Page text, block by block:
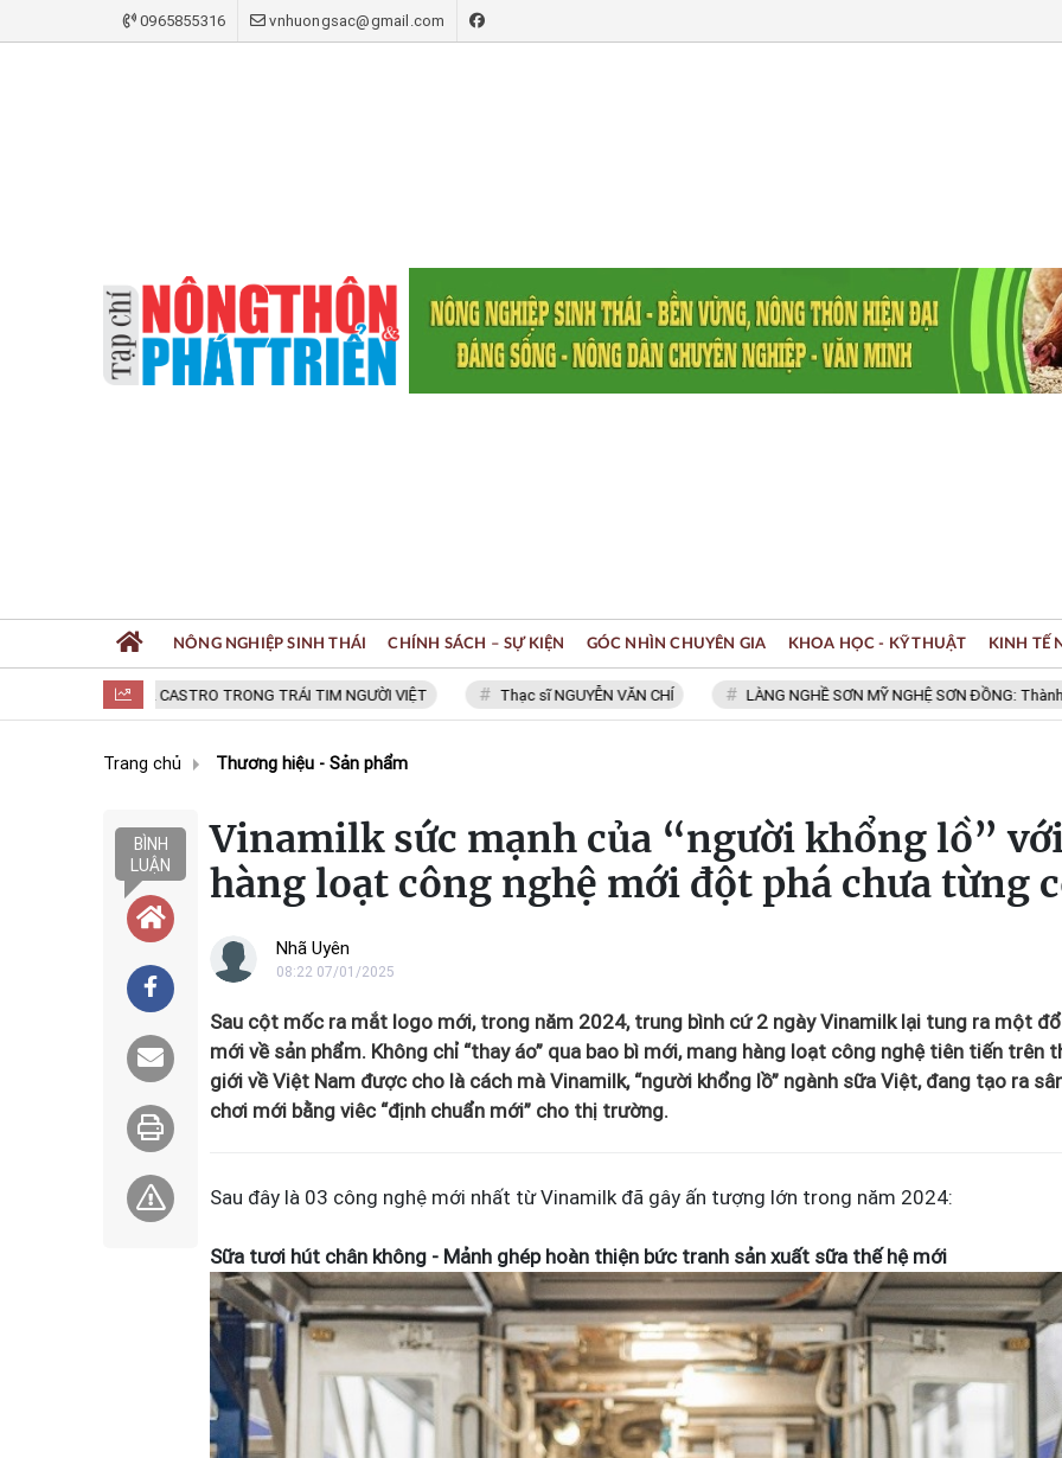
0965855316 vnhuongsac@gmail.com
FIDEL CASTRO TRONG TRÁI TIM NGƯỜI VIỆT Thạc sĩ NGUYỄN VĂN CHÍ LÀNG NGHỀ SƠN MỸ NGHỆ SƠN ĐỒNG: Thành viên
NÔNG NGHIỆP SINH THÁI CHÍNH SÁCH – SỰ KIỆN GÓC NHÌN CHUYÊN GIA KHOA HỌC - KỸ THUẬT KINH TẾ
Trang chủ Thương hiệu - Sản phẩm
BÌNH
LUẬN
Vinamilk sức mạnh của “người khổng lồ”
hàng loạt công nghệ mới đột phá chưa từng
Nhã Uyên
08:22 07/01/2025
Sau cột mốc ra mắt logo mới, trong năm 2024, trung bình cứ 2 ngày Vinamilk lại tung ra một
mới về sản phẩm. Không chỉ “thay áo” qua bao bì mới, mang hàng loạt công nghệ tiên tiến trên
giới về Việt Nam được cho là cách mà Vinamilk, “người khổng lồ” ngành sữa Việt, đang tạo ra
chơi mới bằng viêc “định chuẩn mới” cho thị trường.
Sau đây là 03 công nghệ mới nhất từ Vinamilk đã gây ấn tượng lớn trong năm 2024:
Sữa tươi hút chân không - Mảnh ghép hoàn thiện bức tranh sản xuất sữa thế hệ mới